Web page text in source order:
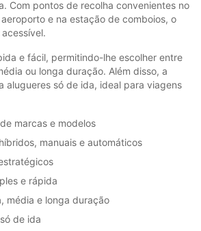
Com pontos de recolha convenientes no
e na estação de comboios, o
e fácil, permitindo-lhe escolher entre
ou longa duração. Além disso, a
alugueres só de ida, ideal para viagens
marcas e modelos
manuais e automáticos
e rápida
média e longa duração
de ida